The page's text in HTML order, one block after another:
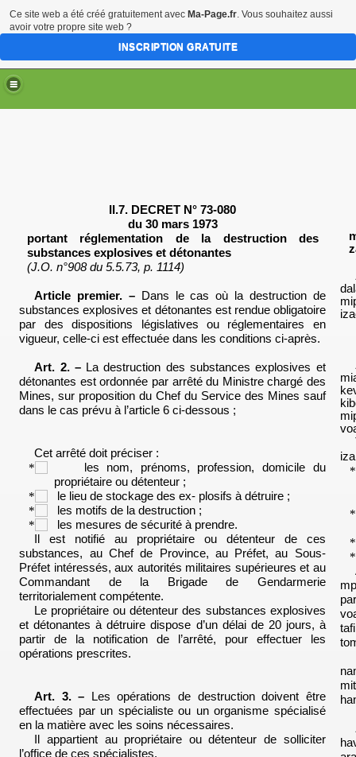
II.7. DECRET N° 73-080
du 30 mars 1973
portant réglementation de la destruction des
substances explosives et détonantes
(J.O. n°908 du 5.5.73, p. 1114)
Article premier. –Dans le cas où la destruction de
substances explosives et détonantes est rendue obligatoire
par des dispositions législatives ou réglementaires en
vigueur, celle-ci est effectuée dans les conditions ci-après.
Art. 2. –La destruction des substances explosives et
détonantes est ordonnée par arrêté du Ministre chargé des
Mines, sur proposition du Chef du Service des Mines sauf
dans le cas prévu à l’article 6 ci-dessous ;
Cet arrêté doit préciser :
les nom, prénoms, profession, domicile du
propriétaire ou détenteur ;
le lieu de stockage des ex- plosifs à détruire ;
les motifs de la destruction ;
les mesures de sécurité à prendre.
Il est notifié au propriétaire
ou détenteur de ces
substances,
au Chef de Province, au Préfet, au Sous-
Préfet intéressés, aux autorités militaires supérieures et au
Commandant de la Brigade
de Gendarmerie
territorialement compétente.
Le propriétaire ou détenteur des substances explosives
et détonantes à détruire dispose d’un délai de 20 jours, à
partir de la notification de l’arrêté, pour effectuer les
opérations prescrites.
Art. 3. – Les opérations de destruction doivent être
effectuées par un spécialiste ou un organisme spécialisé
en la matière avec les soins nécessaires.
Il appartient au propriétaire ou détenteur de solliciter
l’office de ces spécialistes.
Ce site web a été créé gratuitement avec Ma-Page.fr. Vous souhaitez aussi
avoir votre propre site web ?
INSCRIPTION GRATUITE